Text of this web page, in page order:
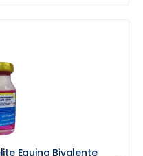
Equina Bivalente